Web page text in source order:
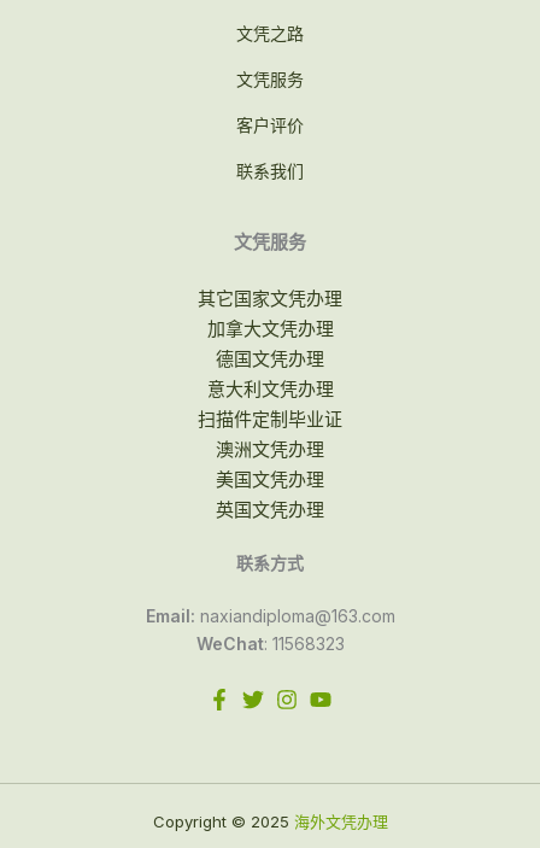
文凭之路
文凭服务
客户评价
联系我们
文凭服务
其它国家文凭办理
加拿大文凭办理
德国文凭办理
意大利文凭办理
扫描件定制毕业证
澳洲文凭办理
美国文凭办理
英国文凭办理
联系方式
Email: naxiandiploma@163.com
WeChat: 11568323
Copyright © 2025 海外文凭办理